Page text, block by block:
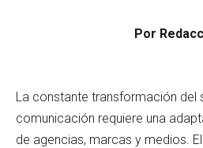
Por
La constante transformación del
comunicación requiere una
de agencias, marcas y medios.